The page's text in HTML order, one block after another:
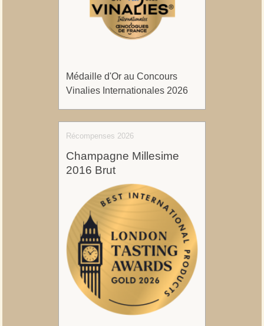
Médaille d'Or au Concours
Vinalies Internationales 2026
Récompenses 2026
Champagne Millesime
2016 Brut